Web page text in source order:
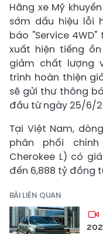
Hãng xe Mỹ
sớm dấu hiệu lỗi
báo "Service
xuất hiện tiếng
giảm chất lượng
trình hoàn thiện
sẽ gửi thư thông
đầu từ ngày 25/6/
Tại Việt Nam,
phân phối
Cherokee L) có
đến 6,888 tỷ đồng
BÀI LIÊN QUAN